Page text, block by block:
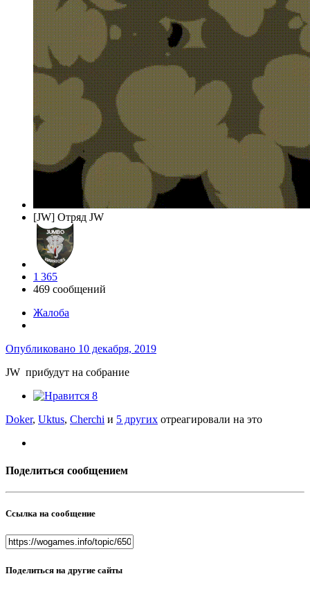
[JW] Отряд JW
1 365
469 сообщений
Жалоба
Опубликовано 10 декабря, 2019
JW прибудут на собрание
8
Doker, Uktus, Cherchi и 5 других отреагировали на это
Поделиться сообщением
Ссылка на сообщение
Поделиться на другие сайты